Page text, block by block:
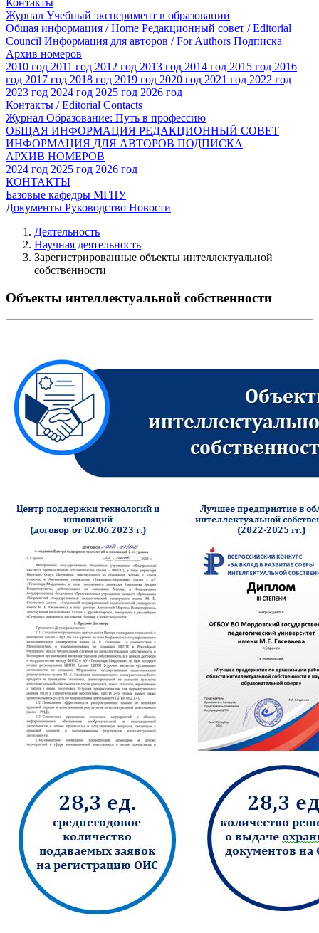
Журнал Учебный эксперимент в образовании
Общая информация / Home Редакционный совет / Editorial
Council Информация для авторов / For Authors Подписка
Архив номеров
2010 год 2011 год 2012 год 2013 год 2014 год 2015 год 2016
год 2017 год 2018 год 2019 год 2020 год 2021 год 2022 год
2023 год 2024 год 2025 год 2026 год
Контакты / Editorial Contacts
Журнал Образование: Путь в профессию
ОБЩАЯ ИНФОРМАЦИЯ РЕДАКЦИОННЫЙ СОВЕТ
ИНФОРМАЦИЯ ДЛЯ АВТОРОВ ПОДПИСКА
АРХИВ НОМЕРОВ
2024 год 2025 год 2026 год
КОНТАКТЫ
Базовые кафедры МГПУ
Документы Руководство Новости
Деятельность
Научная деятельность
Зарегистрированные объекты интеллектуальной
собственности
Объекты интеллектуальной собственности